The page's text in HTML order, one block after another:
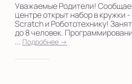
Уважаемые Родители!
центре открыт набор в кружки
Scratch и Робототехнику!
до 8 человек.
... Подробнее →